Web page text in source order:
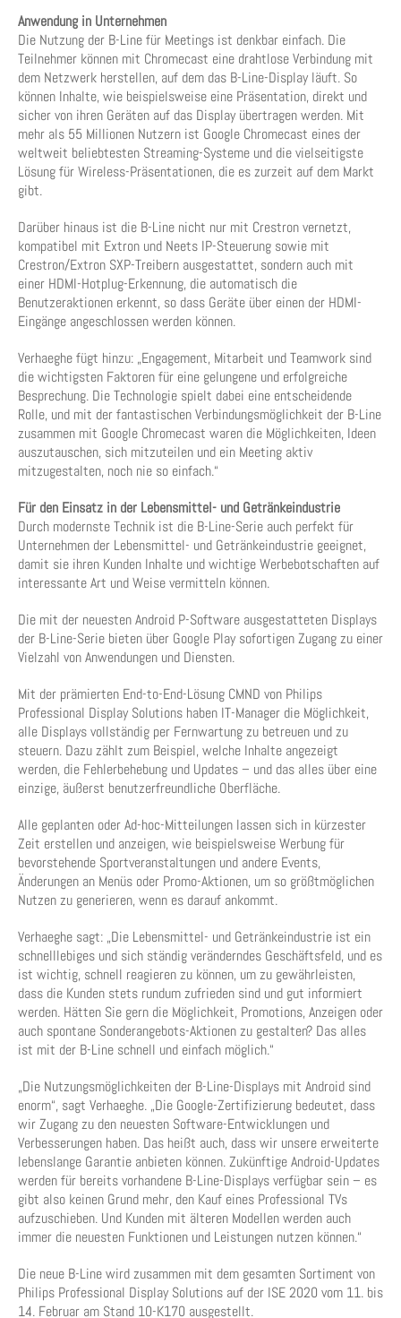
Anwendung in Unternehmen
Die Nutzung der B-Line für Meetings ist denkbar einfach. Die
Teilnehmer können mit Chromecast eine drahtlose Verbindung mit
dem Netzwerk herstellen, auf dem das B-Line-Display läuft. So
können Inhalte, wie beispielsweise eine Präsentation, direkt und
sicher von ihren Geräten auf das Display übertragen werden. Mit
mehr als 55 Millionen Nutzern ist Google Chromecast eines der
weltweit beliebtesten Streaming-Systeme und die vielseitigste
Lösung für Wireless-Präsentationen, die es zurzeit auf dem Markt
gibt.
Darüber hinaus ist die B-Line nicht nur mit Crestron vernetzt,
kompatibel mit Extron und Neets IP-Steuerung sowie mit
Crestron/Extron SXP-Treibern ausgestattet, sondern auch mit
einer HDMI-Hotplug-Erkennung, die automatisch die
Benutzeraktionen erkennt, so dass Geräte über einen der HDMI-
Eingänge angeschlossen werden können.
Verhaeghe fügt hinzu: „Engagement, Mitarbeit und Teamwork sind
die wichtigsten Faktoren für eine gelungene und erfolgreiche
Besprechung. Die Technologie spielt dabei eine entscheidende
Rolle, und mit der fantastischen Verbindungsmöglichkeit der B-Line
zusammen mit Google Chromecast waren die Möglichkeiten, Ideen
auszutauschen, sich mitzuteilen und ein Meeting aktiv
mitzugestalten, noch nie so einfach.“
Für den Einsatz in der Lebensmittel- und Getränkeindustrie
Durch modernste Technik ist die B-Line-Serie auch perfekt für
Unternehmen der Lebensmittel- und Getränkeindustrie geeignet,
damit sie ihren Kunden Inhalte und wichtige Werbebotschaften auf
interessante Art und Weise vermitteln können.
Die mit der neuesten Android P-Software ausgestatteten Displays
der B-Line-Serie bieten über Google Play sofortigen Zugang zu einer
Vielzahl von Anwendungen und Diensten.
Mit der prämierten End-to-End-Lösung CMND von Philips
Professional Display Solutions haben IT-Manager die Möglichkeit,
alle Displays vollständig per Fernwartung zu betreuen und zu
steuern. Dazu zählt zum Beispiel, welche Inhalte angezeigt
werden, die Fehlerbehebung und Updates – und das alles über eine
einzige, äußerst benutzerfreundliche Oberfläche.
Alle geplanten oder Ad-hoc-Mitteilungen lassen sich in kürzester
Zeit erstellen und anzeigen, wie beispielsweise Werbung für
bevorstehende Sportveranstaltungen und andere Events,
Änderungen an Menüs oder Promo-Aktionen, um so größtmöglichen
Nutzen zu generieren, wenn es darauf ankommt.
Verhaeghe sagt: „Die Lebensmittel- und Getränkeindustrie ist ein
schnelllebiges und sich ständig veränderndes Geschäftsfeld, und es
ist wichtig, schnell reagieren zu können, um zu gewährleisten,
dass die Kunden stets rundum zufrieden sind und gut informiert
werden. Hätten Sie gern die Möglichkeit, Promotions, Anzeigen oder
auch spontane Sonderangebots-Aktionen zu gestalten? Das alles
ist mit der B-Line schnell und einfach möglich.“
„Die Nutzungsmöglichkeiten der B-Line-Displays mit Android sind
enorm“, sagt Verhaeghe. „Die Google-Zertifizierung bedeutet, dass
wir Zugang zu den neuesten Software-Entwicklungen und
Verbesserungen haben. Das heißt auch, dass wir unsere erweiterte
lebenslange Garantie anbieten können. Zukünftige Android-Updates
werden für bereits vorhandene B-Line-Displays verfügbar sein – es
gibt also keinen Grund mehr, den Kauf eines Professional TVs
aufzuschieben. Und Kunden mit älteren Modellen werden auch
immer die neuesten Funktionen und Leistungen nutzen können.“
Die neue B-Line wird zusammen mit dem gesamten Sortiment von
Philips Professional Display Solutions auf der ISE 2020 vom 11. bis
14. Februar am Stand 10-K170 ausgestellt.